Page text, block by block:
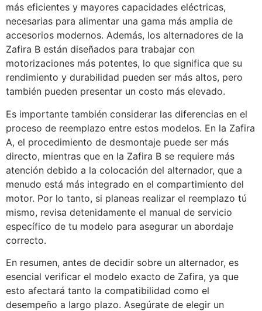
más eficientes y mayores capacidades eléctricas,
necesarias para alimentar una gama más amplia de
accesorios modernos. Además, los alternadores de la
Zafira B están diseñados para trabajar con
motorizaciones más potentes, lo que significa que su
rendimiento y durabilidad pueden ser más altos, pero
también pueden presentar un costo más elevado.
Es importante también considerar las diferencias en el
proceso de reemplazo entre estos modelos. En la Zafira
A, el procedimiento de desmontaje puede ser más
directo, mientras que en la Zafira B se requiere más
atención debido a la colocación del alternador, que a
menudo está más integrado en el compartimiento del
motor. Por lo tanto, si planeas realizar el reemplazo tú
mismo, revisa detenidamente el manual de servicio
específico de tu modelo para asegurar un abordaje
correcto.
En resumen, antes de decidir sobre un alternador, es
esencial verificar el modelo exacto de Zafira, ya que
esto afectará tanto la compatibilidad como el
desempeño a largo plazo. Asegúrate de elegir un